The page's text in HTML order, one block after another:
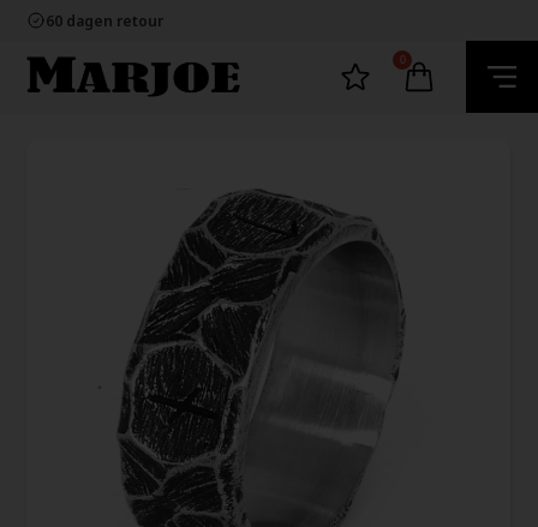
60 dagen retour
Ecommerce Europe
100% nikkelvrij sieraden
60 dagen retour
0